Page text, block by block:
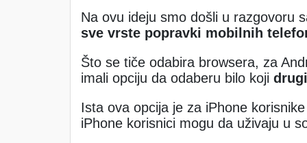
Na ovu ideju smo došli u razgovoru
sve vrste popravki mobilnih
Što se tiče odabira browsera, za
imali opciju da odaberu bilo koji
Ista ova opcija je za iPhone
iPhone korisnici mogu da uživaju u